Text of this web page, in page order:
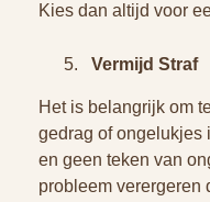
Kies dan altijd voor
Vermijd Straf
Het is belangrijk om
gedrag of ongelukjes
en geen teken van
probleem verergeren